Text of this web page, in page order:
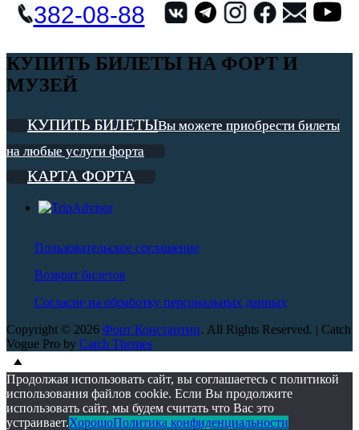
382-08-88
КУПИТЬ БИЛЕТЫ НА ФОРТ И
МУЗЕЙ
КУПИТЬ БИЛЕТЫВы можете приобрести билеты
на любые услуги форта
КАРТА ФОРТА
Пользовательское соглашение
Возврат билетов
Согласие на обработку персональных данных
Copyright © 2026 Форт Константин. All Rights Reserved. | Catch
Vogue Pro by Catch Themes
Scroll
Up Up
Продолжая использовать сайт, вы соглашаетесь с политикой
использования файлов cookie. Если Вы продолжите
использовать сайт, мы будем считать что Вас это
устраивает.ХорошоПолитика конфиденциальности